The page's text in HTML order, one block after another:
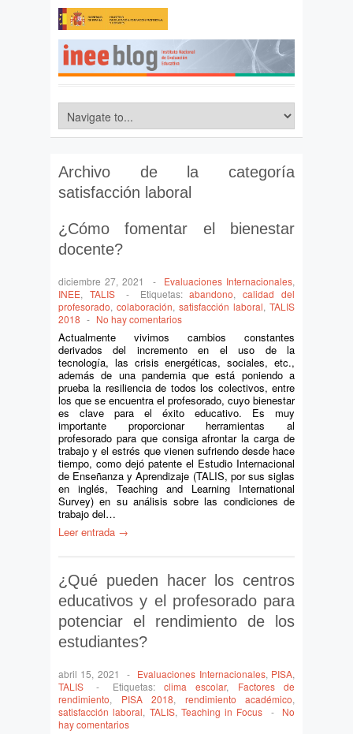
Archivo de la categoría
satisfacción laboral
¿Cómo fomentar el bienestar
docente?
diciembre 27, 2021 - Evaluaciones Internacionales,
INEE, TALIS - Etiquetas:abandono,calidad del
profesorado, colaboración, satisfacción laboral, TALIS
2018 - No hay comentarios
Actualmente vivimos cambios constantes
derivados del incremento en el uso de la
tecnología, las crisis energéticas, sociales, etc.,
además de una pandemia que está poniendo a
prueba la resiliencia de todos los colectivos, entre
los que se encuentra el profesorado, cuyo bienestar
es clave para el éxito educativo. Es muy
importante proporcionar herramientas al
profesorado para que consiga afrontar la carga de
trabajo y el estrés que vienen sufriendo desde hace
tiempo, como dejó patente el Estudio Internacional
de Enseñanza y Aprendizaje (TALIS, por sus siglas
en inglés, Teaching and Learning International
Survey) en su análisis sobre las condiciones de
trabajo del…
Leer entrada →
¿Qué pueden hacer los centros
educativos y el profesorado para
potenciar el rendimiento de los
estudiantes?
abril 15, 2021 - Evaluaciones Internacionales, PISA,
TALIS
- Etiquetas:clima escolar, Factores de
rendimiento, PISA 2018, rendimiento académico,
satisfacción laboral, TALIS, Teaching in Focus -
No
hay comentarios